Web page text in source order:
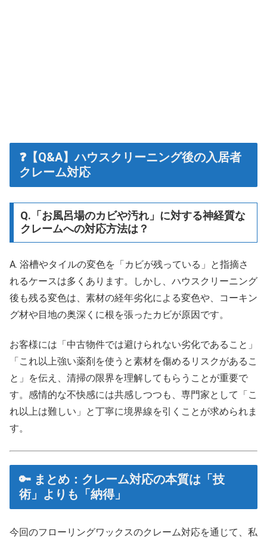
❓【Q&A】ハウスクリーニング後の入居者
クレーム対応
Q.「お風呂場のカビや汚れ」に対する神経質な
クレームへの対応方法は？
A. 浴槽やタイルの変色を「カビが残っている」と指摘さ
れるケースは多くあります。しかし、ハウスクリーニング
後も残る変色は、素材の経年劣化による変色や、コーキン
グ材や目地の奥深くに根を張ったカビが原因です。
お客様には「中古物件では避けられない劣化であること」
「これ以上強い薬剤を使うと素材を傷めるリスクがあるこ
と」を伝え、清掃の限界を理解してもらうことが重要で
す。感情的な不快感には共感しつつも、専門家として「こ
れ以上は難しい」と丁寧に境界線を引くことが求められま
す。
🔑 まとめ：クレーム対応の本質は「技
術」よりも「納得」
今回のフローリングワックスのクレーム対応を通じて、私